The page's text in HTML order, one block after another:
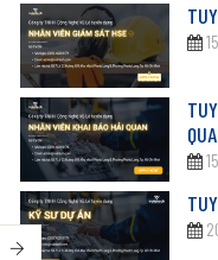
07
July
Vì sao AGV cần
nhà máy?
AGV (Automated Guided
nhiều trong các nhà máy
động nhằm...
Xem Thêm